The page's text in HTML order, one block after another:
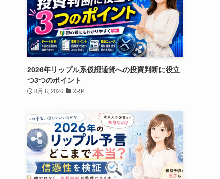
2026年リップル系仮想通貨への投資判断に役立
つ3つのポイント
8月 6, 2026 XRP